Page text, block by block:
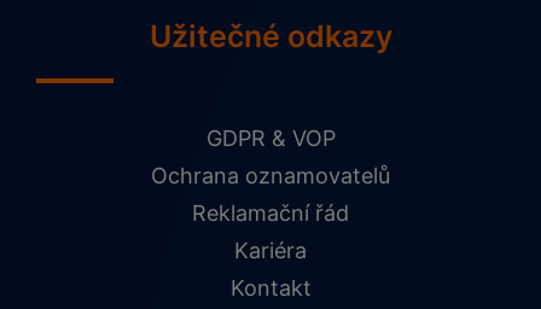
Užitečné odkazy
GDPR & VOP
Ochrana oznamovatelů
Reklamační řád
Kariéra
Kontakt